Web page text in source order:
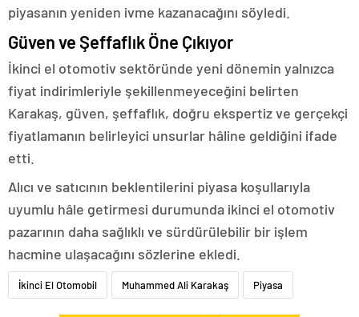
piyasanın yeniden ivme kazanacağını söyledi.
Güven ve Şeffaflık Öne Çıkıyor
İkinci el otomotiv sektöründe yeni dönemin yalnızca
fiyat indirimleriyle şekillenmeyeceğini belirten
Karakaş, güven, şeffaflık, doğru ekspertiz ve gerçekçi
fiyatlamanın belirleyici unsurlar hâline geldiğini ifade
etti.
Alıcı ve satıcının beklentilerini piyasa koşullarıyla
uyumlu hâle getirmesi durumunda ikinci el otomotiv
pazarının daha sağlıklı ve sürdürülebilir bir işlem
hacmine ulaşacağını sözlerine ekledi.
İkinci El Otomobil Muhammed Ali Karakaş Piyasa